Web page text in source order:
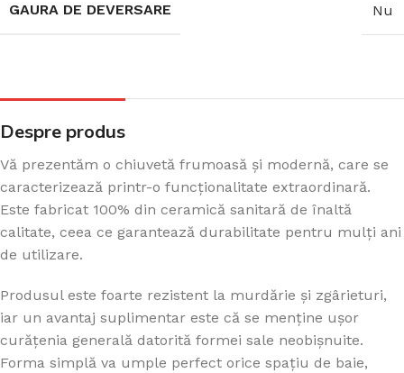
GAURA DE DEVERSARE Nu
Despre produs
Vă prezentăm o chiuvetă frumoasă și modernă, care se
caracterizează printr-o funcționalitate extraordinară.
Este fabricat 100% din ceramică sanitară de înaltă
calitate, ceea ce garantează durabilitate pentru mulți ani
de utilizare.
Produsul este foarte rezistent la murdărie și zgârieturi,
iar un avantaj suplimentar este că se menține ușor
curățenia generală datorită formei sale neobișnuite.
Forma simplă va umple perfect orice spațiu de baie,